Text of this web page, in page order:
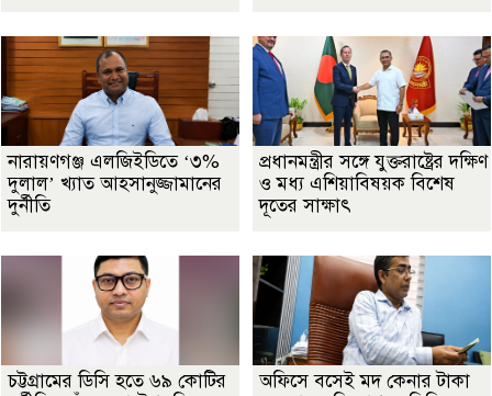
নারায়ণগঞ্জ এলজিইডিতে ‘৩%
দুলাল’ খ্যাত আহসানুজ্জামানের
দুর্নীতি
প্রধানমন্ত্রীর সঙ্গে যুক্তরাষ্ট্রের দক্ষিণ
ও মধ্য এশিয়াবিষয়ক বিশেষ
দূতের সাক্ষাৎ
চট্টগ্রামের ডিসি হতে ৬৯ কোটির
অফিসে বসেই মদ কেনার টাকা